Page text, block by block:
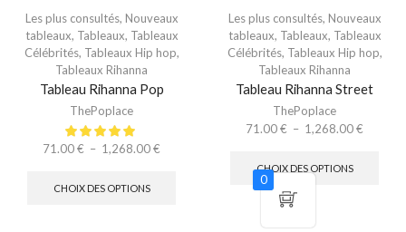
Les plus consultés, Nouveaux
tableaux, Tableaux, Tableaux
Célébrités, Tableaux Hip hop,
Tableaux Rihanna
Tableau Rihanna Pop
ThePoplace
71.00€ – 1,268.00€
CHOIX DES OPTIONS
Les plus consultés, Nouveaux
tableaux, Tableaux, Tableaux
Célébrités, Tableaux Hip hop,
Tableaux Rihanna
Tableau Rihanna Street
ThePoplace
71.00€ – 1,268.00€
CHOIX DES OPTIONS
0